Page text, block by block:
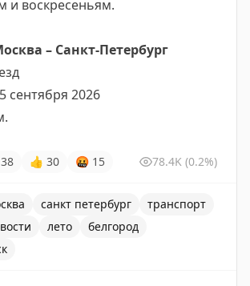
и воскресеньям.
– Санкт-Петербург
сентября 2026
38 👍 30 🤬 15 78.4K (0.2%)
санкт петербург
транспорт
лето
белгород